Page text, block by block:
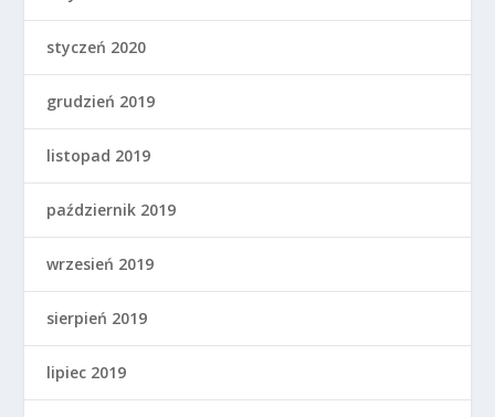
styczeń 2020
grudzień 2019
listopad 2019
październik 2019
wrzesień 2019
sierpień 2019
lipiec 2019